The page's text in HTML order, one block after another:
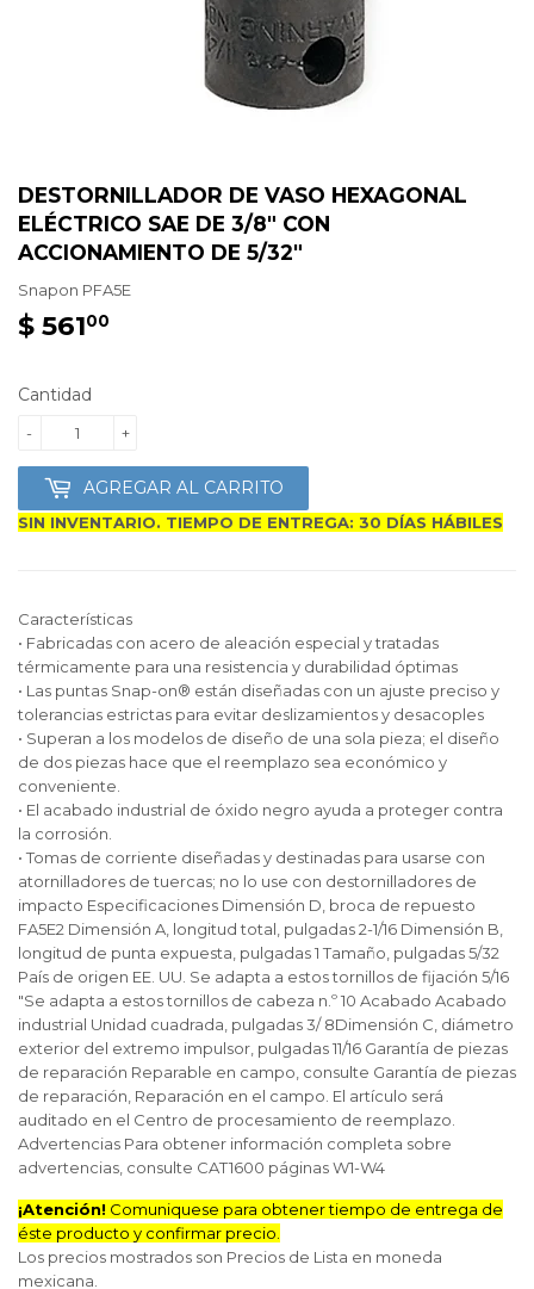
DESTORNILLADOR DE VASO HEXAGONAL
ELÉCTRICO SAE DE 3/8" CON
ACCIONAMIENTO DE 5/32"
Snapon PFA5E
$ 56100
Cantidad
+
-
AGREGAR AL CARRITO
SIN INVENTARIO. TIEMPO DE ENTREGA: 30 DÍAS HÁBILES
Características
• Fabricadas con acero de aleación especial y tratadas
térmicamente para una resistencia y durabilidad óptimas
• Las puntas Snap-on® están diseñadas con un ajuste preciso y
tolerancias estrictas para evitar deslizamientos y desacoples
• Superan a los modelos de diseño de una sola pieza; el diseño
de dos piezas hace que el reemplazo sea económico y
conveniente.
• El acabado industrial de óxido negro ayuda a proteger contra
la corrosión.
• Tomas de corriente diseñadas y destinadas para usarse con
atornilladores de tuercas; no lo use con destornilladores de
impacto Especificaciones Dimensión D, broca de repuesto
FA5E2 Dimensión A, longitud total, pulgadas 2-1/16 Dimensión B,
longitud de punta expuesta, pulgadas 1 Tamaño, pulgadas 5/32
País de origen EE. UU. Se adapta a estos tornillos de fijación 5/16
"Se adapta a estos tornillos de cabeza n.º 10 Acabado Acabado
industrial Unidad cuadrada, pulgadas 3/ 8Dimensión C, diámetro
exterior del extremo impulsor, pulgadas 11/16 Garantía de piezas
de reparación Reparable en campo, consulte Garantía de piezas
de reparación, Reparación en el campo. El artículo será
auditado en el Centro de procesamiento de reemplazo.
Advertencias Para obtener información completa sobre
advertencias, consulte CAT1600 páginas W1-W4
¡Atención! Comuniquese para obtener tiempo de entrega de
éste producto y confirmar precio.
Los precios mostrados son Precios de Lista en moneda
mexicana.